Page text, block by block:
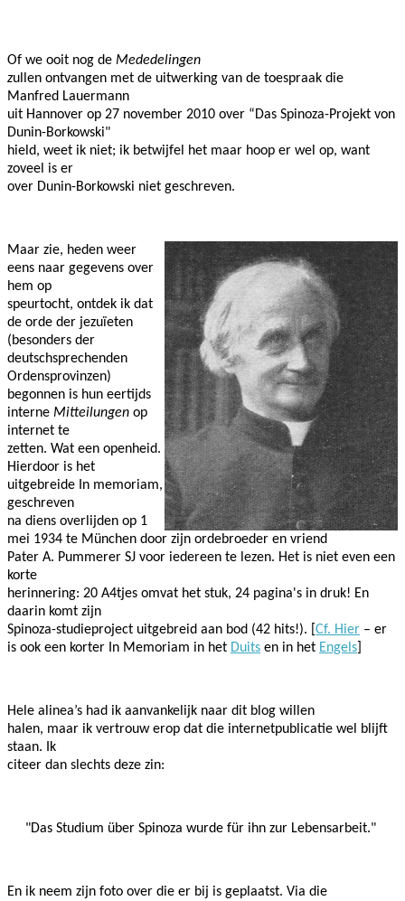
Of we ooit nog de Mededelingen
zullen ontvangen met de uitwerking van de toespraak die
Manfred Lauermann
uit Hannover op 27 november 2010 over “Das Spinoza-Projekt von
Dunin-Borkowski"
hield, weet ik niet; ik betwijfel het maar hoop er wel op, want
zoveel is er
over Dunin-Borkowski niet geschreven.
Maar zie, heden weer
eens naar gegevens over
hem op
speurtocht, ontdek ik dat
de orde der jezuïeten
(besonders der
deutschsprechenden
Ordensprovinzen)
begonnen is hun eertijds
interne Mitteilungen op
internet te
zetten. Wat een openheid.
Hierdoor is het
uitgebreide In memoriam,
geschreven
na diens overlijden op 1
mei 1934 te München door zijn ordebroeder en vriend
Pater A. Pummerer SJ voor iedereen te lezen. Het is niet even een
korte
herinnering: 20 A4tjes omvat het stuk, 24 pagina's in druk! En
daarin komt zijn
Spinoza-studieproject uitgebreid aan bod (42 hits!). [ Cf. Hier – er
is ook een korter In Memoriam in het Duits en in het Engels
Hele alinea’s had ik aanvankelijk naar dit blog willen
halen, maar ik vertrouw erop dat die internetpublicatie wel blijft
staan. Ik
citeer dan slechts deze zin:
"Das Studium über Spinoza wurde für ihn zur Lebensarbeit."
En ik neem zijn foto over die er bij is geplaatst. Via die